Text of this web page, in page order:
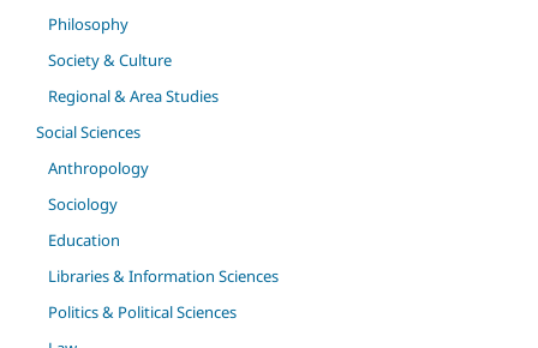
Philosophy
Society & Culture
Regional & Area Studies
Social Sciences
Anthropology
Sociology
Education
Libraries & Information Sciences
Politics & Political Sciences